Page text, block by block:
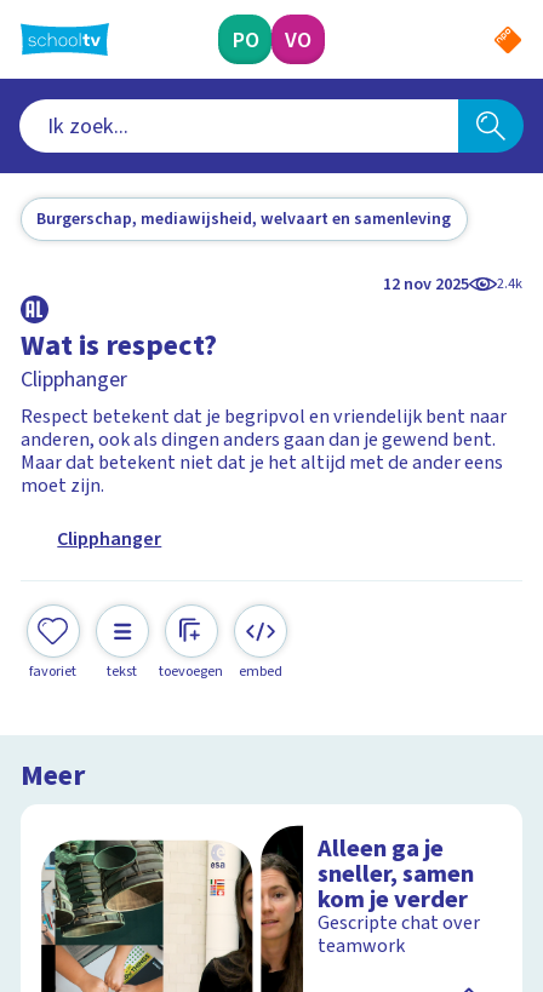
naar
hoofdinhoud
PO VO
Burgerschap, mediawijsheid, welvaart en samenleving
12 nov 2025 2.4k
Wat is respect?
Clipphanger
Respect betekent dat je begripvol en vriendelijk bent naar
anderen, ook als dingen anders gaan dan je gewend bent.
Maar dat betekent niet dat je het altijd met de ander eens
moet zijn.
Clipphanger
favoriet tekst toevoegen embed
Meer
Alleen ga je
sneller, samen
kom je verder
Gescripte chat over
teamwork